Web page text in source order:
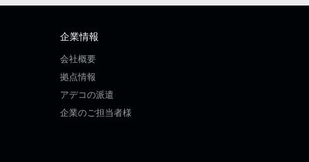
企業情報
会社概要
拠点情報
アデコの派遣
企業のご担当者様